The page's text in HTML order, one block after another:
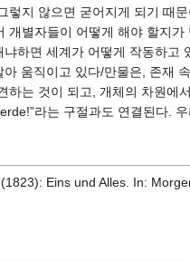
렇지 않으면 굳어지게 되기 때
개별자들이 어떻게 해야 할지
냐하면 세계가 어떻게 작동하
아 움직이고 있다/만물은, 존재
하는 것이 되고, 개체의 차원
라는 구절과도 연결된다.
Eins und Alles. In: